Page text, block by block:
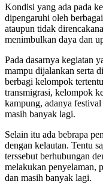
Kondisi yang ada pada
dipengaruhi oleh
ataupun tidak
menimbulkan daya dan
Pada dasarnya kegiatan
mampu dijalankan serta
berbagi kelompok
transmigrasi, kelompok
kampung, adanya festival
masih banyak lagi.
Selain itu ada bebrapa
dengan kelautan. Tentu
terssebut berhubungan
melakukan penyelaman,
dan masih banyak lagi.